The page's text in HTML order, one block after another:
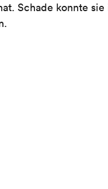
Schade konnte